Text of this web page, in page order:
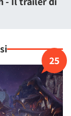
insettoni.
25